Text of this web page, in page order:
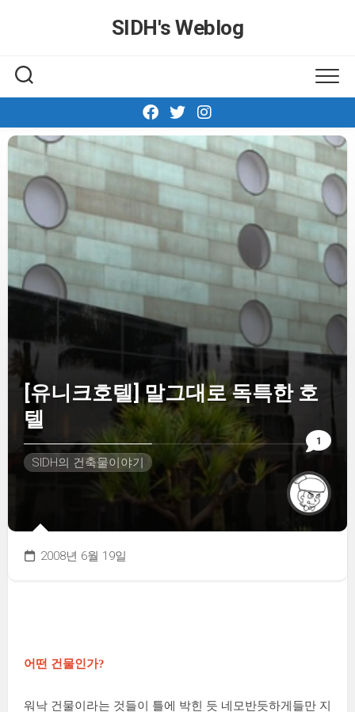
SIDH′s Weblog
1
[유니크호텔] 말그대로 독특한 호
텔
SIDH의 건축물이야기
2008년 6월 19일
어떤 건물인가?
워낙 건물이라는 것들이 틀에 박힌 듯 네모반듯하게들만 지